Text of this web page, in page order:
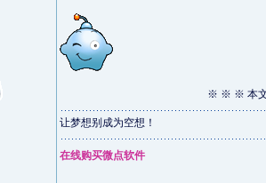
※ ※ ※ 本文
让梦想别成为空想！
在线购买微点软件